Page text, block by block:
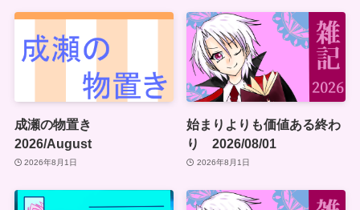
成瀬の物置き
2026/August
2026年8月1日
始まりよりも価値ある終わ
り 2026/08/01
2026年8月1日